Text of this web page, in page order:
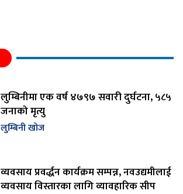
लुम्बिनीमा एक वर्ष ४७९७ सवारी दुर्घटना, ५८५
जनाको मृत्यु
लुम्बिनी खोज
व्यवसाय प्रवर्द्धन कार्यक्रम सम्पन्न, नवउद्यमीलाई
व्यवसाय विस्तारका लागि व्यावहारिक सीप